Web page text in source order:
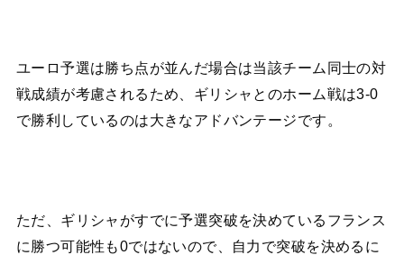
ユーロ予選は勝ち点が並んだ場合は当該チーム同士の対
戦成績が考慮されるため、ギリシャとのホーム戦は3-0
で勝利しているのは大きなアドバンテージです。
ただ、ギリシャがすでに予選突破を決めているフランス
に勝つ可能性も0ではないので、自力で突破を決めるに